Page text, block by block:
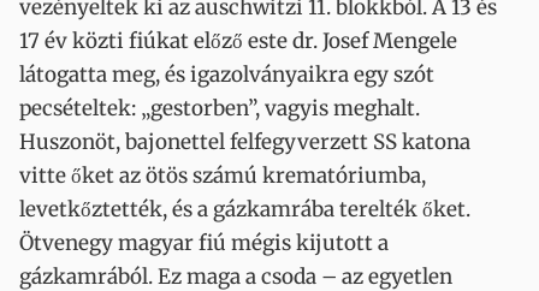
vezényeltek ki az auschwitzi 11. blokkból. A 13 és
17 év közti fiúkat előző este dr. Josef Mengele
látogatta meg, és igazolványaikra egy szót
pecsételtek: „gestorben”, vagyis meghalt.
Huszonöt, bajonettel felfegyverzett SS katona
vitte őket az ötös számú krematóriumba,
levetkőztették, és a gázkamrába terelték őket.
Ötvenegy magyar fiú mégis kijutott a
gázkamrából. Ez maga a csoda – az egyetlen